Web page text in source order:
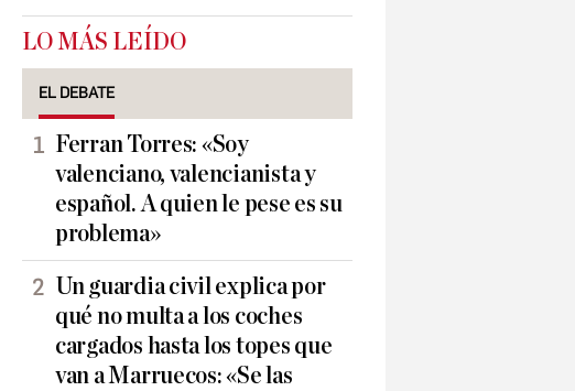
LO MÁS LEÍDO
EL DEBATE
Ferran Torres: «Soy
valenciano, valencianista y
español. A quien le pese es su
problema»
Un guardia civil explica por
qué no multa a los coches
cargados hasta los topes que
van a Marruecos: «Se las